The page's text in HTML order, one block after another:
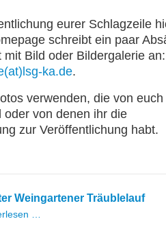
eurer Schlagzeile
schreibt ein paar
mit Bild oder Bildergalerie an:
ka.de.
verwenden, die von euch
oder von denen ihr die
zur Veröffentlichung habt.
Weingartener Träublelauf
…